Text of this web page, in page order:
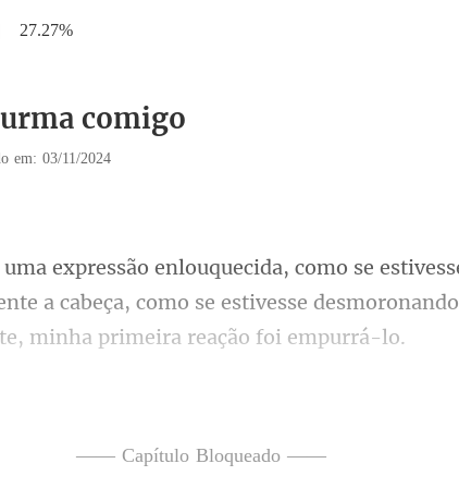
27.27%
comigo
em: 03/11/2024
a cabeça, como se estivesse desmoronando
—— Capítulo Bloqueado ——